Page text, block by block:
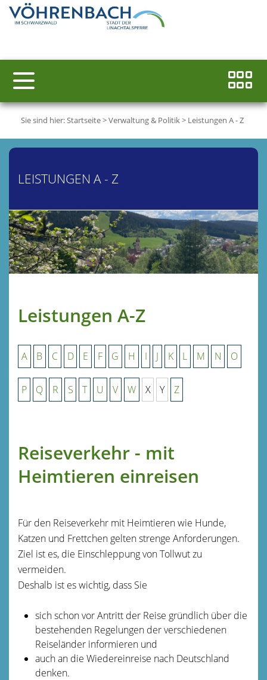
Sie sind hier:Startseite>Verwaltung & Politik> Leistungen A - Z
LEISTUNGEN A - Z
Leistungen A-Z
A B C D E F G H I J K L M N O
P Q R S T U V W X Y Z
Reiseverkehr - mit
Heimtieren einreisen
Für den Reiseverkehr mit Heimtieren wie Hunde,
Katzen und Frettchen gelten strenge Anforderungen.
Ziel ist es, die Einschleppung von Tollwut zu
vermeiden.
Deshalb ist es wichtig, dass Sie
sich schon vor Antritt der Reise gründlich über die
bestehenden Regelungen der verschiedenen
Reiseländer informieren und
auch an die Wiedereinreise nach Deutschland
denken.